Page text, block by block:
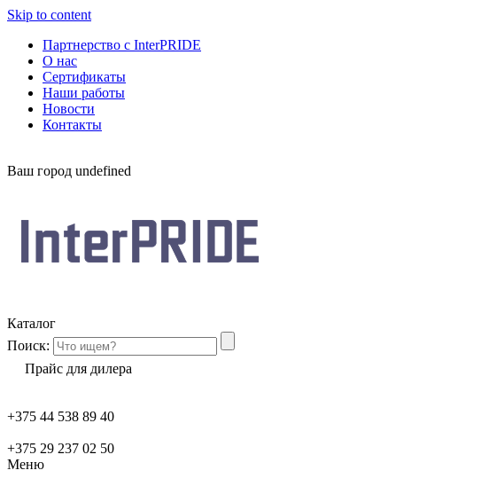
Skip to content
Партнерство с InterPRIDE
О нас
Сертификаты
Наши работы
Новости
Контакты
Ваш город undefined
Каталог
Поиск:
Прайс для дилера
+375 44 538 89 40
+375 29 237 02 50
Меню